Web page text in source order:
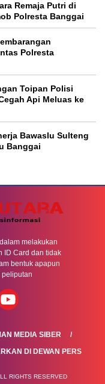
Remaja Putri di
Polresta Banggai
Polresta
Toipan Polisi
Api Meluas ke
Bawaslu Sulteng
Banggai
melakukan
ID Card dan tidak
bentuk apapun
peliputan
MEDIA SIBER
DI DEWAN PERS
RIGHTS RESERVED